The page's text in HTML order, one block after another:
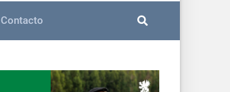
Contacto